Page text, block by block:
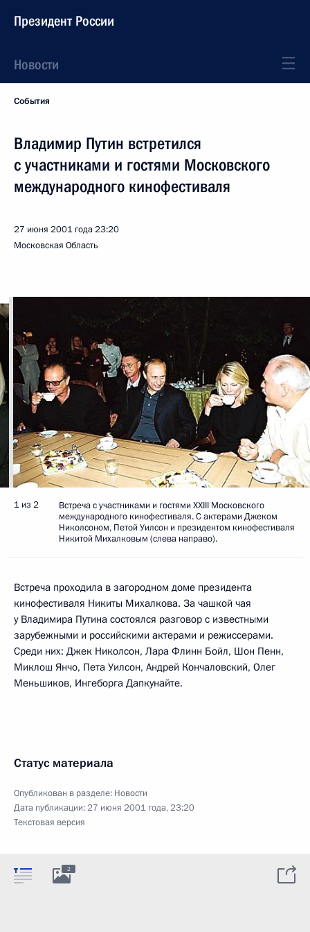
Президент России
Новости
События
Владимир Путин встретился
с участниками и гостями Московского
международного кинофестиваля
27 июня 2001 года23:20
Московская Область
1 из 2
Встреча с участниками и гостями XXIII Московского
международного кинофестиваля. С актерами Джеком
Николсоном, Петой Уилсон и президентом кинофестиваля
Никитой Михалковым (слева направо).
Встреча проходила в загородном доме президента
кинофестиваля Никиты Михалкова. За чашкой чая
у Владимира Путина состоялся разговор с известными
зарубежными и российскими актерами и режиссерами.
Среди них: Джек Николсон, Лара Флинн Бойл, Шон Пенн,
Миклош Янчо, Пета Уилсон, Андрей Кончаловский, Олег
Меньшиков, Ингеборга Дапкунайте.
Статус материала
Опубликован в разделе: Новости
Дата публикации:27 июня 2001 года, 23:20
Текстовая версия
2